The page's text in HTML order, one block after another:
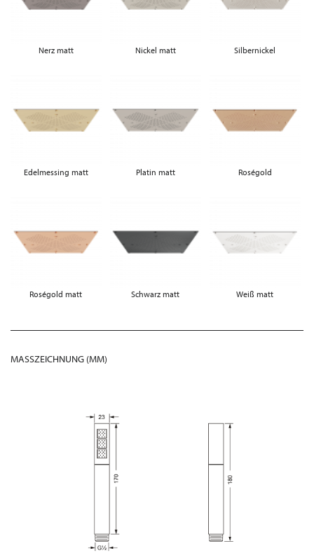
Nerz matt Nickel matt Silbernickel
Edelmessing matt Platin matt Roségold
Roségold matt Schwarz matt Weiß matt
MASSZEICHNUNG (MM)